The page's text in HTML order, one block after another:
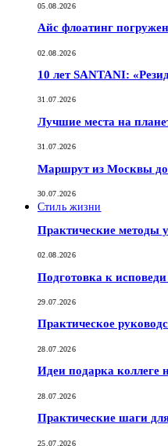
05.08.2026
Айс флоатинг
02.08.2026
10 лет SANTANI:
31.07.2026
Лучшие места на
31.07.2026
Маршрут из Москвы до
30.07.2026
Стиль жизни
Практические методы
02.08.2026
Подготовка к
29.07.2026
Практическое
28.07.2026
Идеи подарка коллеге
28.07.2026
Практические шаги
25.07.2026